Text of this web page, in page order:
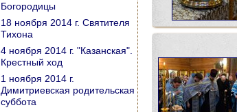
Богородицы
18 ноября 2014 г. Святителя
Тихона
4 ноября 2014 г. "Казанская".
Крестный ход
1 ноября 2014 г.
Димитриевская родительская
суббота